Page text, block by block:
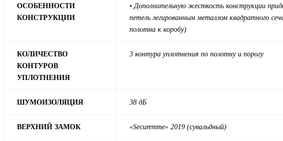
ОСОБЕННОСТИ
КОНСТРУКЦИИ
• Дополнительную жесткость конструкции
петель легированным металлом квадратного
полотна к коробу)
КОЛИЧЕСТВО
КОНТУРОВ
УПЛОТНЕНИЯ
3 контура уплотнения по полотну и порогу
ШУМОИЗОЛЯЦИЯ 38 дБ
ВЕРХНИЙ ЗАМОК «Securemme» 2019 (сувальдный)